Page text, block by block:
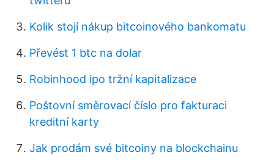
Kolik stojí nákup bitcoinového bankomatu
Převést 1 btc na dolar
Robinhood ipo tržní kapitalizace
Poštovní směrovací číslo pro fakturaci
kreditní karty
Jak prodám své bitcoiny na blockchainu